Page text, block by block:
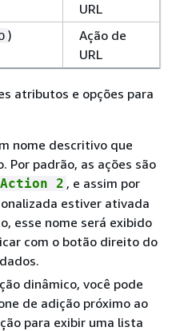
URL
)
Ação de
URL
atributos e opções para
nome descritivo que
Por padrão, as ações são
Action 2 , e assim por
estiver ativada
esse nome será exibido
com o botão direito do
dinâmico, você pode
de adição próximo ao
para exibir uma lista